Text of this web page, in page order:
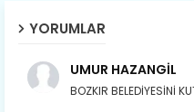
YORUMLAR
UMUR HAZANGİL
BOZKIR BELEDİYESİNİ